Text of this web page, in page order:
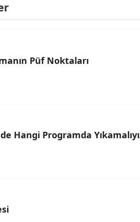
Püf Noktaları
Hangi Programda